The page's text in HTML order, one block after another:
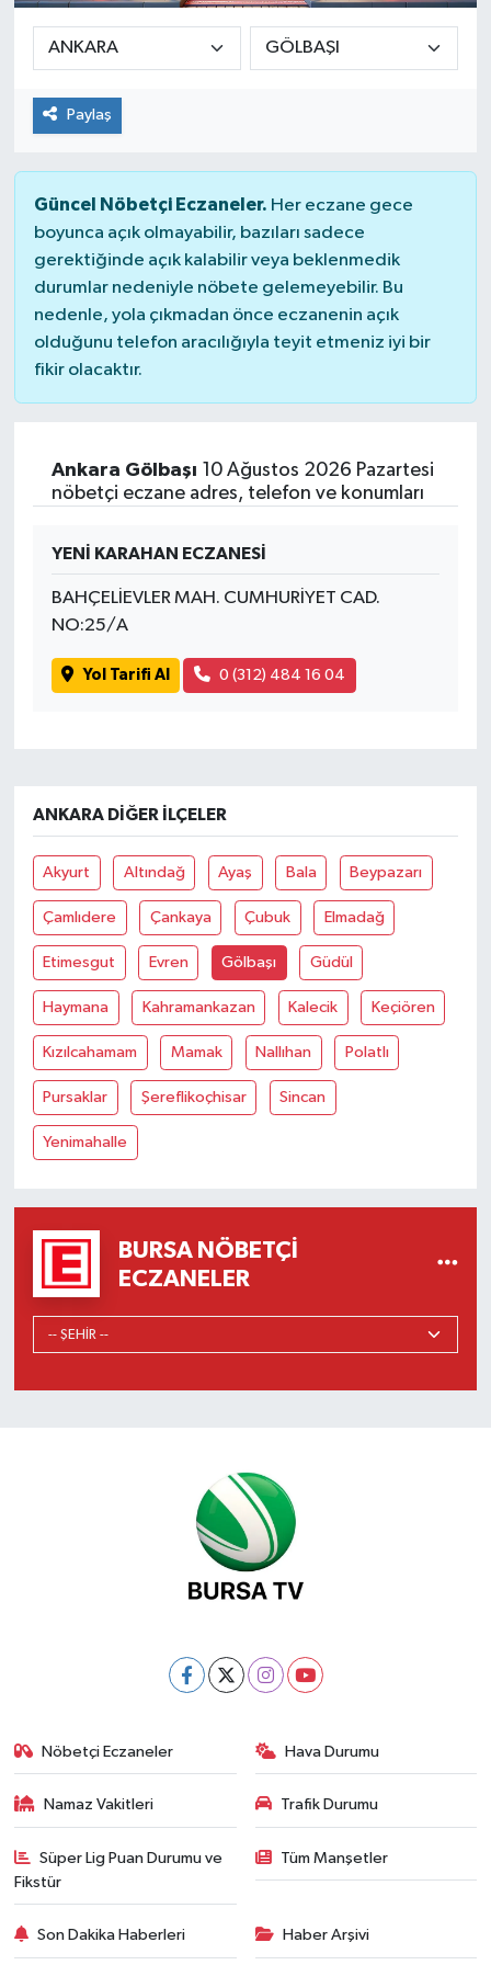
Paylaş
Güncel Nöbetçi Eczaneler. Her eczane gece
boyunca açık olmayabilir, bazıları sadece
gerektiğinde açık kalabilir veya beklenmedik
durumlar nedeniyle nöbete gelemeyebilir. Bu
nedenle, yola çıkmadan önce eczanenin açık
olduğunu telefon aracılığıyla teyit etmeniz iyi bir
fikir olacaktır.
Ankara Gölbaşı 10 Ağustos 2026 Pazartesi
nöbetçi eczane adres, telefon ve konumları
YENİ KARAHAN ECZANESİ
BAHÇELİEVLER MAH. CUMHURİYET CAD.
NO:25/A
Yol Tarifi Al 0 (312) 484 16 04
ANKARA DIĞER İLÇELER
Akyurt Altındağ Ayaş Bala Beypazarı
Çamlıdere Çankaya Çubuk Elmadağ
Etimesgut Evren Gölbaşı Güdül
Haymana Kahramankazan Kalecik Keçiören
Kızılcahamam Mamak Nallıhan Polatlı
Pursaklar Şereflikoçhisar Sincan
Yenimahalle
BURSA NÖBETÇI
ECZANELER
Nöbetçi Eczaneler Hava Durumu
Namaz Vakitleri Trafik Durumu
Süper Lig Puan Durumu ve
Fikstür
Tüm Manşetler
Son Dakika Haberleri Haber Arşivi
Sağlık
Siyaset
Teknoloji
Türkiye